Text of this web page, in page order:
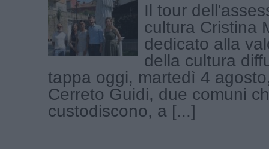
Il tour
cultura Cristina
dedicato alla
della cultura
tappa oggi, martedì 4
Cerreto Guidi, due comuni
custodiscono, a [...]